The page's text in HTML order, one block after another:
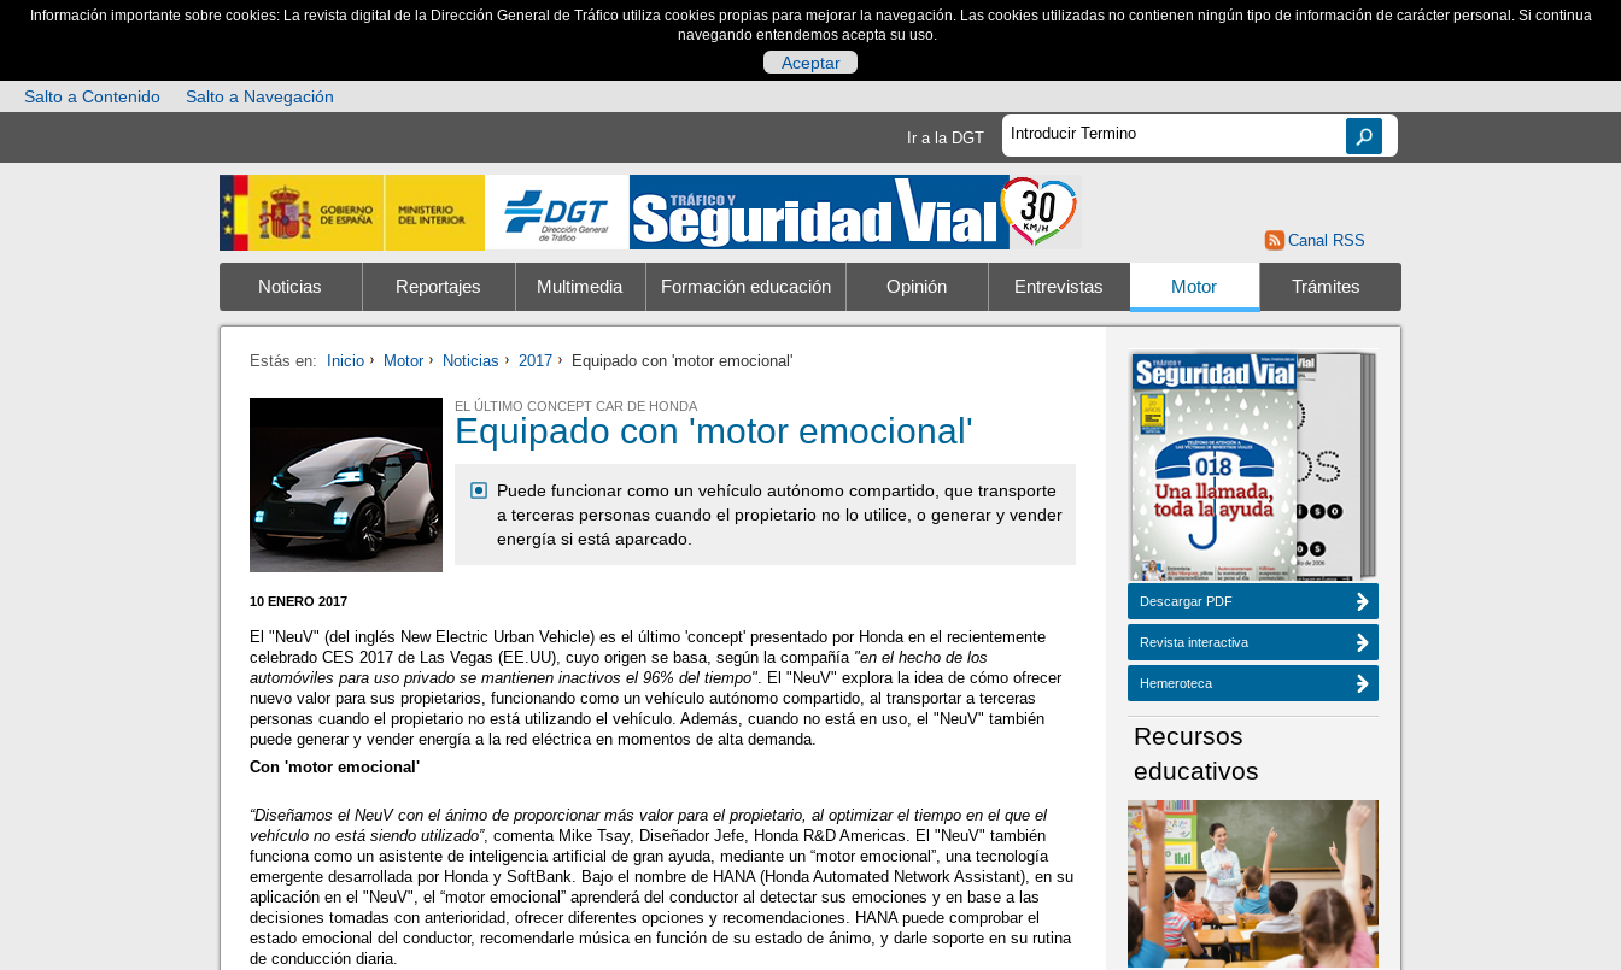
Información importante sobre cookies: La revista digital de la Dirección General de Tráfico utiliza cookies propias para mejorar la navegación. Las cookies utilizadas no contienen ningún tipo de información de carácter personal. Si continua
navegando entendemos acepta su uso.
Aceptar
Salto a Contenido
Salto a Navegación
Ir a la DGT
Canal RSS
Noticias Reportajes Multimedia Formación educación Opinión Entrevistas Motor Trámites
Estás en: Inicio Motor Noticias 2017 Equipado con 'motor emocional'
EL ÚLTIMO CONCEPT CAR DE HONDA
Equipado con 'motor emocional'
Puede funcionar como un vehículo autónomo compartido, que transporte
a terceras personas cuando el propietario no lo utilice, o generar y vender
energía si está aparcado.
10 ENERO 2017
El "NeuV" (del inglés New Electric Urban Vehicle) es el último 'concept' presentado por Honda en el recientemente
celebrado CES 2017 de Las Vegas (EE.UU), cuyo origen se basa, según la compañía "en el hecho de los
automóviles para uso privado se mantienen inactivos el 96% del tiempo" . El "NeuV" explora la idea de cómo ofrecer
nuevo valor para sus propietarios, funcionando como un vehículo autónomo compartido, al transportar a terceras
personas cuando el propietario no está utilizando el vehículo. Además, cuando no está en uso, el "NeuV" también
puede generar y vender energía a la red eléctrica en momentos de alta demanda.
Con 'motor emocional'
“Diseñamos el NeuV con el ánimo de proporcionar más valor para el propietario, al optimizar el tiempo en el que el
vehículo no está siendo utilizado”, comenta Mike Tsay, Diseñador Jefe, Honda R&D Americas. El "NeuV" también
funciona como un asistente de inteligencia artificial de gran ayuda, mediante un “motor emocional”, una tecnología
emergente desarrollada por Honda y SoftBank. Bajo el nombre de HANA (Honda Automated Network Assistant), en su
aplicación en el "NeuV", el “motor emocional” aprenderá del conductor al detectar sus emociones y en base a las
decisiones tomadas con anterioridad, ofrecer diferentes opciones y recomendaciones. HANA puede comprobar el
estado emocional del conductor, recomendarle música en función de su estado de ánimo, y darle soporte en su rutina
de conducción diaria.
Descargar PDF
Revista interactiva
Hemeroteca
Recursos
educativos